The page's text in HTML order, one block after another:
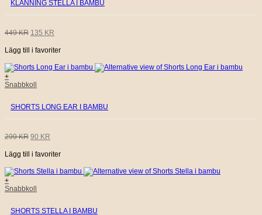
har
flera
De
olika
alternativen
kan
väljas
på
produktsidan
KLÄNNING STELLA I BAMBU
449KR DET
URSPRUNGLIGA
135 KR
NUVARANDE
Lägg till i favoriter
+
Den
har
flera
De
olika
alternativen
kan
väljas
på
produktsidan
Snabbkoll
SHORTS LONG EAR I BAMBU
299KR DET
URSPRUNGLIGA
90 KR
NUVARANDE
Lägg till i favoriter
+
Den
har
Snabbkoll
SHORTS STELLA I BAMBU